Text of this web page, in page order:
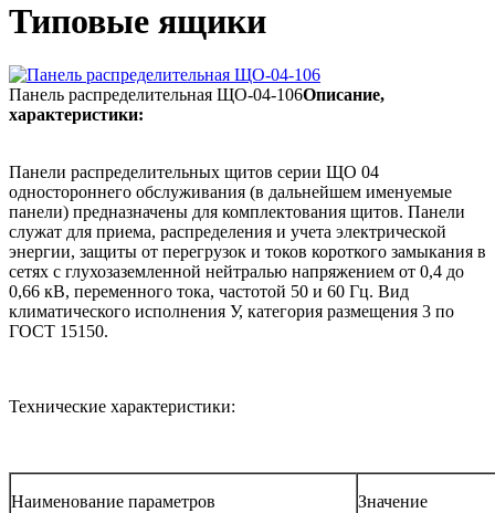
Типовые ящики
Панель распределительная ЩО-04-106Описание,
характеристики:
Панели распределительных щитов серии ЩО 04
одностороннего обслуживания (в дальнейшем именуемые
панели) предназначены для комплектования щитов. Панели
служат для приема, распределения и учета электрической
энергии, защиты от перегрузок и токов короткого замыкания в
сетях с глухозаземленной нейтралью напряжением от 0,4 до
0,66 кВ, переменного тока, частотой 50 и 60 Гц. Вид
климатического исполнения У, категория размещения 3 по
ГОСТ 15150.
Технические характеристики:
Наименование параметров Значение